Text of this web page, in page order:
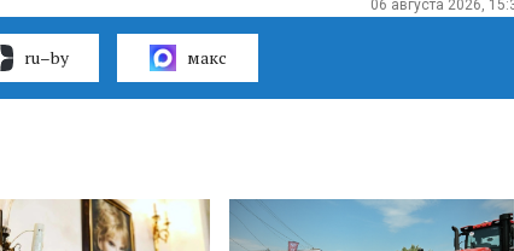
06 августа 2026,
ru–by макс